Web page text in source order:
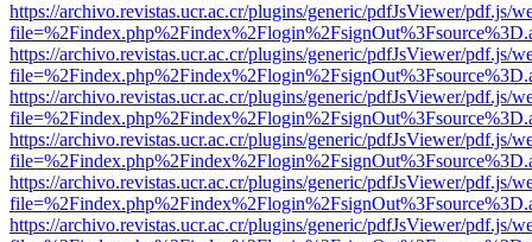
https://archivo.revistas.ucr.ac.cr/plugins/generic/pdfJsViewer/pdf.js/
https://archivo.revistas.ucr.ac.cr/plugins/generic/pdfJsViewer/pdf.js/
https://archivo.revistas.ucr.ac.cr/plugins/generic/pdfJsViewer/pdf.js/
https://archivo.revistas.ucr.ac.cr/plugins/generic/pdfJsViewer/pdf.js/
https://archivo.revistas.ucr.ac.cr/plugins/generic/pdfJsViewer/pdf.js/
https://archivo.revistas.ucr.ac.cr/plugins/generic/pdfJsViewer/pdf.js/